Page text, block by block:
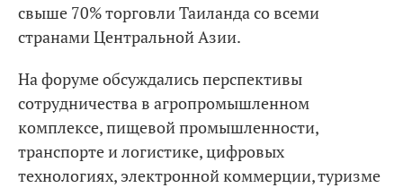
свыше 70% торговли Таиланда со всеми
странами Центральной Азии.
На форуме обсуждались перспективы
сотрудничества в агропромышленном
комплексе, пищевой промышленности,
транспорте и логистике, цифровых
технологиях, электронной коммерции, туризме